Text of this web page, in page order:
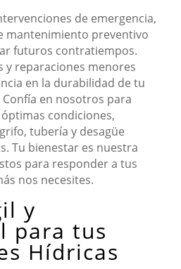
de emergencia,
mantenimiento preventivo
futuros contratiempos.
y reparaciones menores
en la durabilidad de tu
en nosotros para
condiciones,
tubería y desagüe
Tu bienestar es nuestra
para responder a tus
nos necesites.
y
para tus
Hídricas